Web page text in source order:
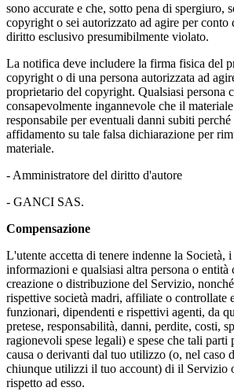
sono accurate e che, sotto pena di spergiuro,
copyright o sei autorizzato ad agire per conto
diritto esclusivo presumibilmente violato.
La notifica deve includere la firma fisica del
copyright o di una persona autorizzata ad
proprietario del copyright. Qualsiasi persona
consapevolmente ingannevole che il
responsabile per eventuali danni subiti
affidamento su tale falsa dichiarazione per
materiale.
- Amministratore del diritto d'autore
- GANCI SAS.
Compensazione
L'utente accetta di tenere indenne la Società,
informazioni e qualsiasi altra persona o entità
creazione o distribuzione del Servizio,
rispettive società madri, affiliate o controllate
funzionari, dipendenti e rispettivi agenti, da
pretese, responsabilità, danni, perdite, costi,
ragionevoli spese legali) e spese che tali parti
causa o derivanti dal tuo utilizzo (o, nel caso
chiunque utilizzi il tuo account) di il Servizio
rispetto ad esso.